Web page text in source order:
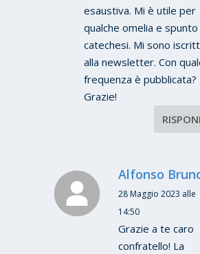
esaustiva. Mi è utile per
qualche omelia e spunto
catechesi. Mi sono
alla newsletter. Con
frequenza è pubblicata?
Grazie!
Alfonso
28 Maggio 2023 alle
14:50
Grazie a te caro
confratello! La